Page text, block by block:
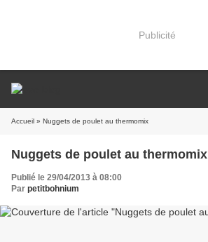
Publicité
Accueil » Nuggets de poulet au thermomix
Nuggets de poulet au thermomix
Publié le 29/04/2013 à 08:00
Par petitbohnium